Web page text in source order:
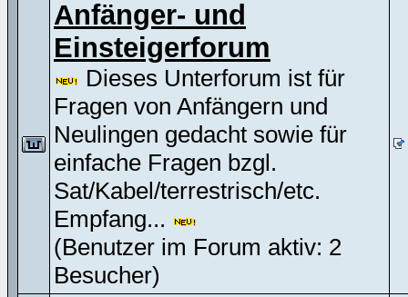
Anfänger- und
Einsteigerforum
Dieses Unterforum ist für
Fragen von Anfängern und
Neulingen gedacht sowie für
einfache Fragen bzgl.
Sat/Kabel/terrestrisch/etc.
Empfang...
(Benutzer im Forum aktiv: 2
Besucher)